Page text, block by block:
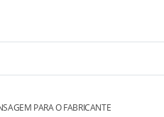
PARA O FABRICANTE